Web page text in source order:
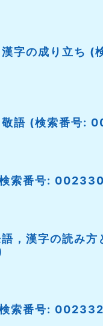
字の成り立ち (
敬語 (検索番号:
索番号:
，漢字の読み方
索番号: